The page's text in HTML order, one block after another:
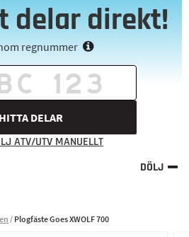
delar direkt!
regnummer
HITTA DELAR
ATV/UTV MANUELLT
DÖLJ
Plogfäste Goes XWOLF 700